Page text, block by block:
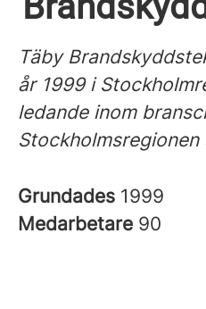
Täby
år 1999 i
ledande inom
Grundades 1999
Medarbetare 90